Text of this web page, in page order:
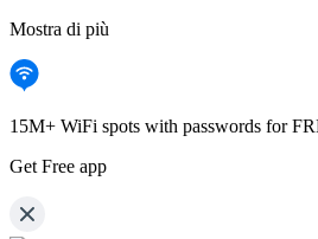
Mostra di più
15M+ WiFi spots with passwords for
Get Free app